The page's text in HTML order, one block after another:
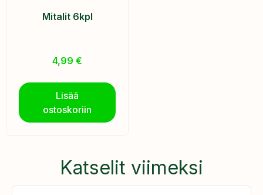
Mitalit 6kpl
4,99 €
Lisää
ostoskoriin
Katselit viimeksi